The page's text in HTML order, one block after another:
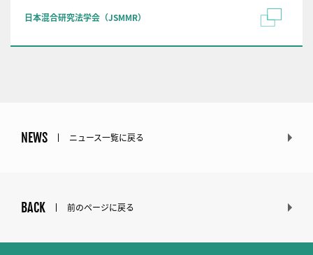
日本混合研究法学会（JSMMR）
NEWS ニュース一覧に戻る
BACK 前のページに戻る